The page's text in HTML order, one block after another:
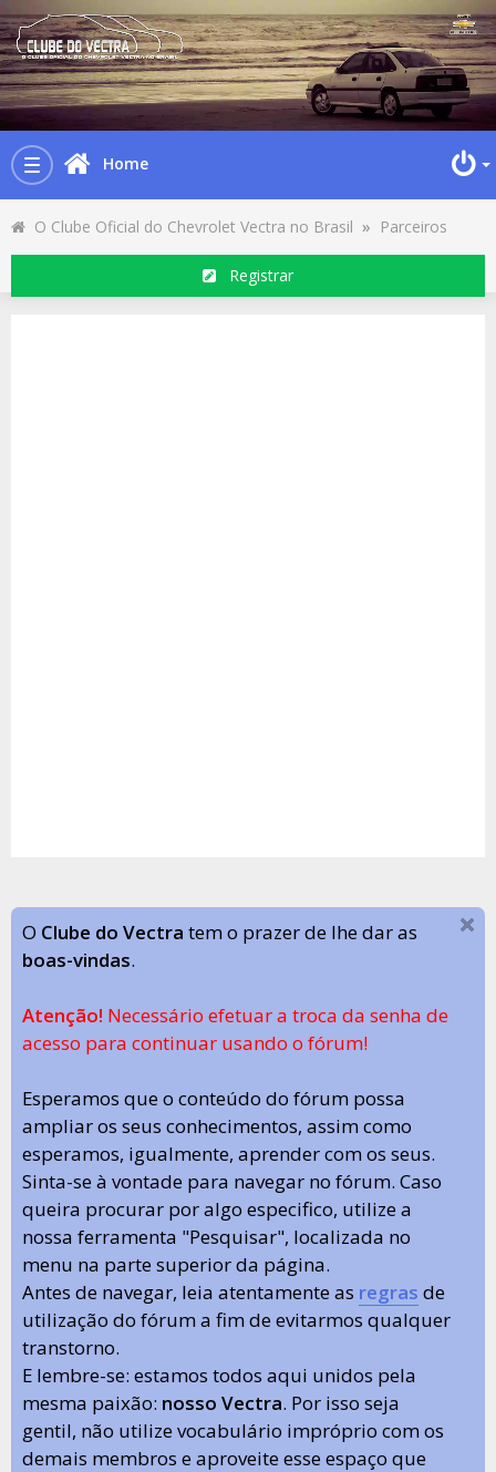
Toggle
navigation
Home
O Clube Oficial do Chevrolet Vectra no Brasil » Parceiros
Registrar
O Clube do Vectra tem o prazer de lhe dar as
boas-vindas.
Atenção! Necessário efetuar a troca da senha de
acesso para continuar usando o fórum!
Esperamos que o conteúdo do fórum possa
ampliar os seus conhecimentos, assim como
esperamos, igualmente, aprender com os seus.
Sinta-se à vontade para navegar no fórum. Caso
queira procurar por algo especifico, utilize a
nossa ferramenta "Pesquisar", localizada no
menu na parte superior da página.
Antes de navegar, leia atentamente as regras de
utilização do fórum a fim de evitarmos qualquer
transtorno.
E lembre-se: estamos todos aqui unidos pela
mesma paixão: nosso Vectra. Por isso seja
gentil, não utilize vocabulário impróprio com os
demais membros e aproveite esse espaço que